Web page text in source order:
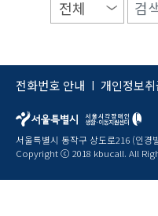
전화번호 안내 | 개인정보취
서울특별시 동작구 상도로216 (인경
Copyright ⓒ 2018 kbucall. All